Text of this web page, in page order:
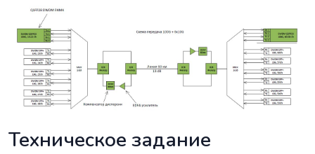
Техническое задание